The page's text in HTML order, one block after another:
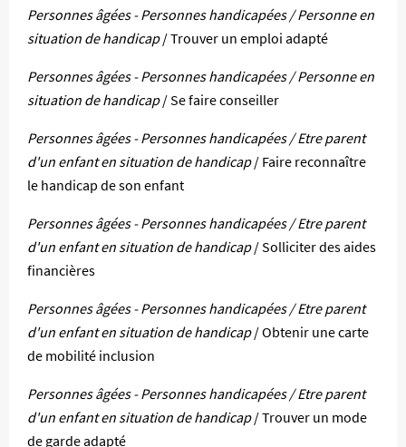
Personnes âgées - Personnes handicapées / Personne en
situation de handicap/ Trouver un emploi adapté
Personnes âgées - Personnes handicapées / Personne en
situation de handicap/ Se faire conseiller
Personnes âgées - Personnes handicapées / Etre parent
d'un enfant en situation de handicap/ Faire reconnaître
le handicap de son enfant
Personnes âgées - Personnes handicapées / Etre parent
d'un enfant en situation de handicap/ Solliciter des aides
financières
Personnes âgées - Personnes handicapées / Etre parent
d'un enfant en situation de handicap/ Obtenir une carte
de mobilité inclusion
Personnes âgées - Personnes handicapées / Etre parent
d'un enfant en situation de handicap/ Trouver un mode
de garde adapté